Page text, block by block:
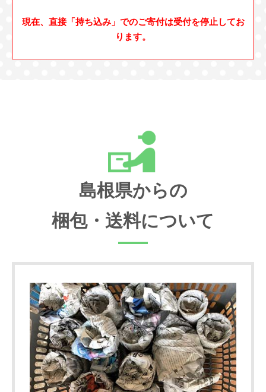
現在、直接「持ち込み」でのご寄付は受付を停止してお
ります。
島根県からの
梱包・送料について